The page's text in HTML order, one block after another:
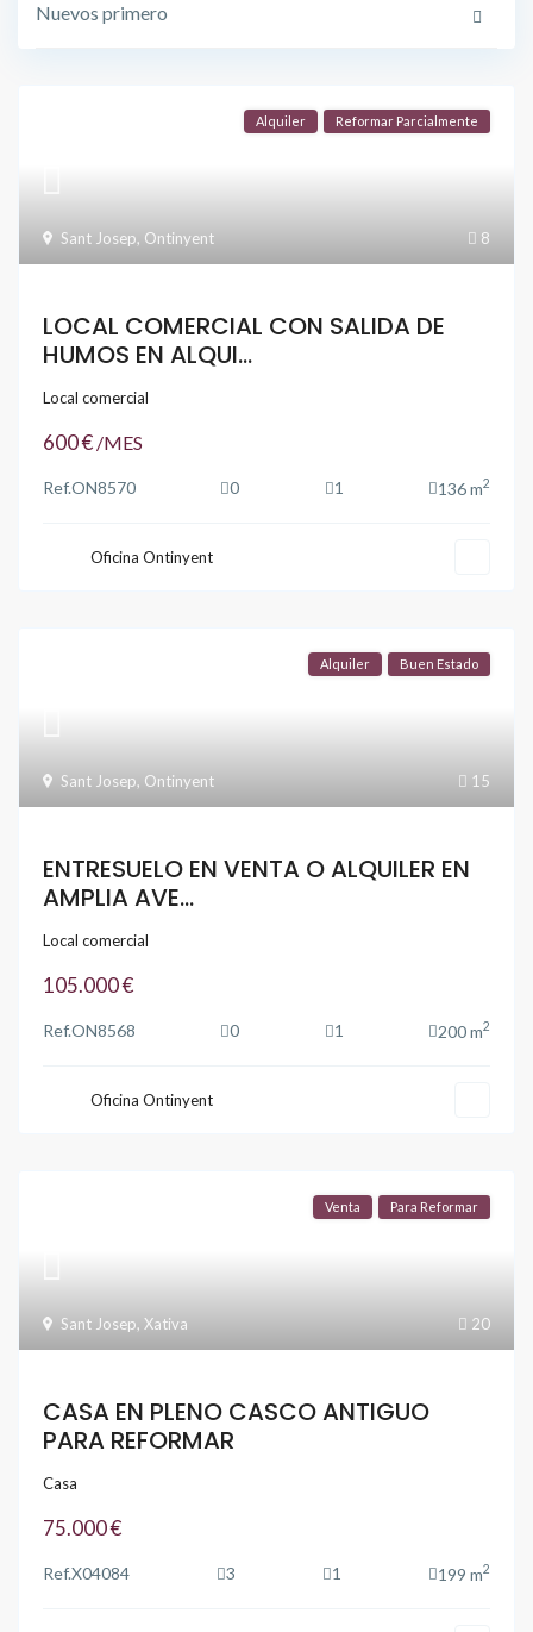
Nuevos primero
8
Sant Josep, Ontinyent
Alquiler Reformar Parcialmente
LOCAL COMERCIAL CON SALIDA DE
HUMOS EN ALQUI...
Local comercial
600 € /MES
Ref.ON8570 0 1 136 m2
Oficina Ontinyent
15
Sant Josep, Ontinyent
Alquiler Buen Estado
ENTRESUELO EN VENTA O ALQUILER EN
AMPLIA AVE...
Local comercial
105.000 €
Ref.ON8568 0 1 200 m2
Oficina Ontinyent
20
Sant Josep,Xativa
Venta Para Reformar
CASA EN PLENO CASCO ANTIGUO
PARA REFORMAR
Casa
75.000 €
Ref.X04084 3 1 199 m2